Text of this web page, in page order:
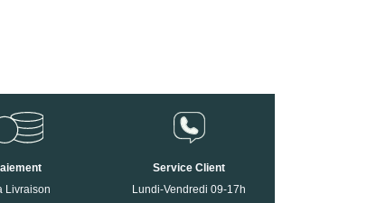
Livraison
Service Client
Lundi-Vendredi 09-17h